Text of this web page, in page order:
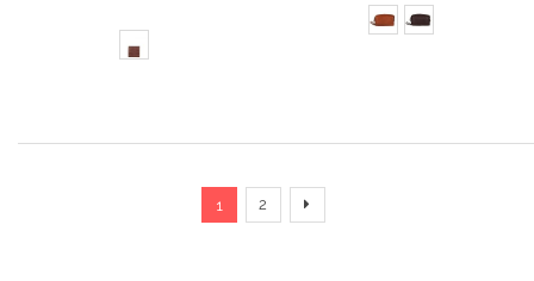
Pagina
U lees momenteel pagina
1
Pagina
2